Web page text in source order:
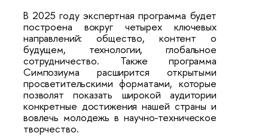
В 2025 году экспертная программа будет
построена вокруг четырех ключевых
направлений: общество, контент о
будущем, технологии, глобальное
сотрудничество. Также программа
Симпозиума расширится открытыми
просветительскими форматами, которые
позволят показать широкой аудитории
конкретные достижения нашей страны и
вовлечь молодежь в научно-техническое
творчество.